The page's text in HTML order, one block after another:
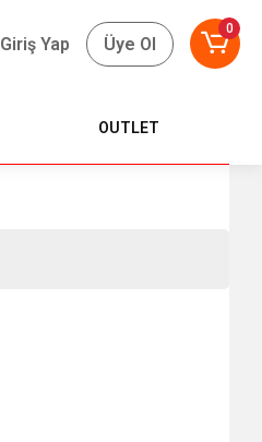
Giriş Yap Üye Ol
0
OUTLET